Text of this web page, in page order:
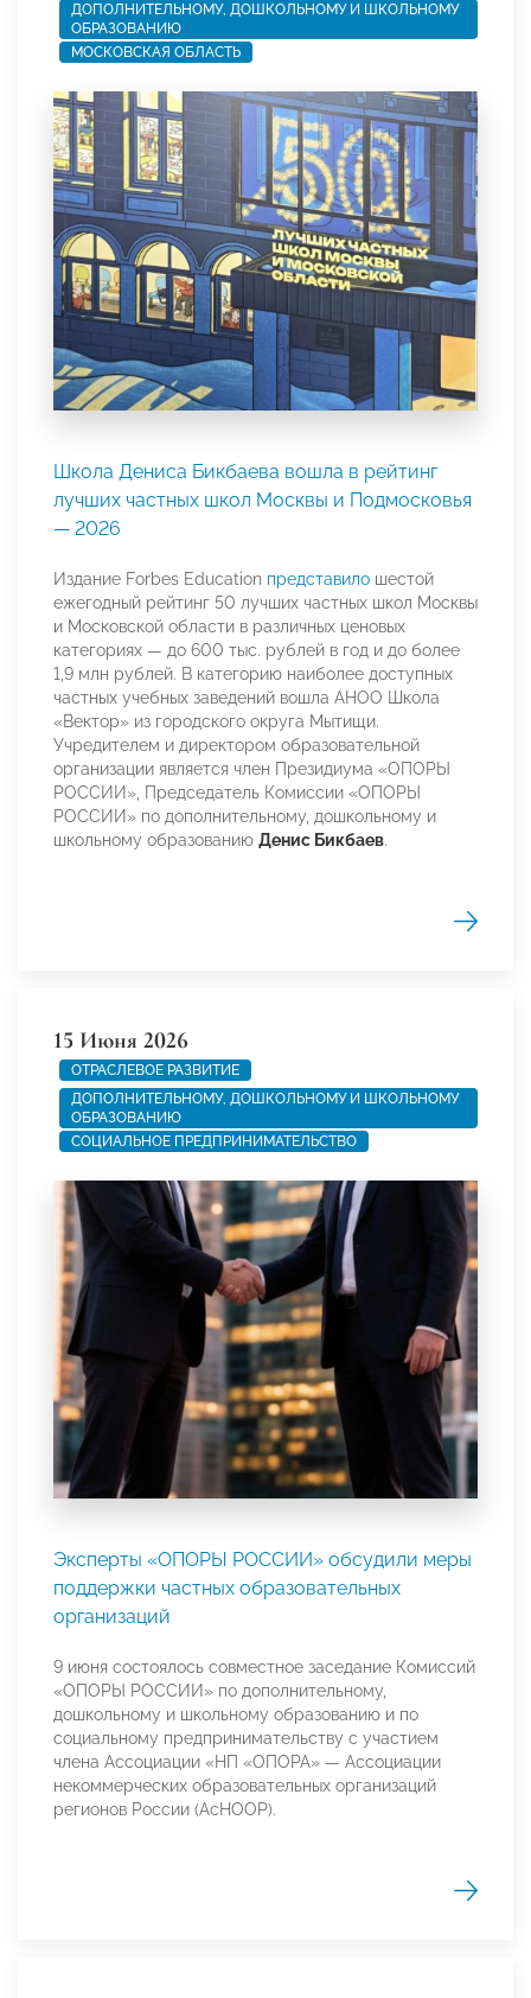
ДОПОЛНИТЕЛЬНОМУ, ДОШКОЛЬНОМУ И ШКОЛЬНОМУ
ОБРАЗОВАНИЮ
МОСКОВСКАЯ ОБЛАСТЬ
Школа Дениса Бикбаева вошла в рейтинг
лучших частных школ Москвы и Подмосковья
— 2026
Издание Forbes Education представило шестой
ежегодный рейтинг 50 лучших частных школ Москвы
и Московской области в различных ценовых
категориях — до 600 тыс. рублей в год и до более
1,9 млн рублей. В категорию наиболее доступных
частных учебных заведений вошла АНОО Школа
«Вектор» из городского округа Мытищи.
Учредителем и директором образовательной
организации является член Президиума «ОПОРЫ
РОССИИ», Председатель Комиссии «ОПОРЫ
РОССИИ» по дополнительному, дошкольному и
школьному образованию Денис Бикбаев.
15 Июня 2026
ОТРАСЛЕВОЕ РАЗВИТИЕ
ДОПОЛНИТЕЛЬНОМУ, ДОШКОЛЬНОМУ И ШКОЛЬНОМУ
ОБРАЗОВАНИЮ
СОЦИАЛЬНОЕ ПРЕДПРИНИМАТЕЛЬСТВО
Эксперты «ОПОРЫ РОССИИ» обсудили меры
поддержки частных образовательных
организаций
9 июня состоялось совместное заседание Комиссий
«ОПОРЫ РОССИИ» по дополнительному,
дошкольному и школьному образованию и по
социальному предпринимательству с участием
члена Ассоциации «НП «ОПОРА» — Ассоциации
некоммерческих образовательных организаций
регионов России (АсНООР).